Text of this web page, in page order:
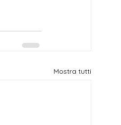
Mostra tutti